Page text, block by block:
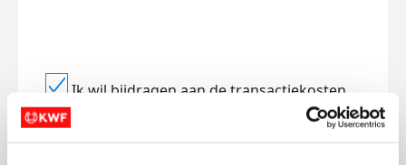
Ik wil bijdragen aan de transactiekosten
en betaal €0.75 extra.
Doneer nu